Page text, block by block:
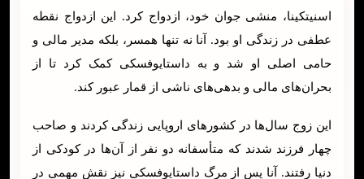
اسنیتکینا، منشی جوان خود، ازدواج کرد. این ازدواج نقطه
عطفی در زندگی او بود. آنا نه تنها همسر، بلکه مدیر مالی و
حامی اصلی او شد و به داستایوفسکی کمک کرد تا از
بحران‌های مالی و بدهی‌های ناشی از قمار عبور کند.
این زوج سال‌ها در کشورهای اروپایی زندگی کردند و صاحب
چهار فرزند شدند که متأسفانه دو نفر از آن‌ها در کودکی از
دنیا رفتند. آنا پس از مرگ داستایوفسکی نیز نقش مهمی در